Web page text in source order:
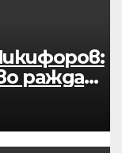
ражда